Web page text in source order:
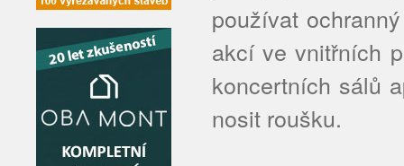
používat
akcí ve vnitřních
koncertních sálů
nosit roušku.